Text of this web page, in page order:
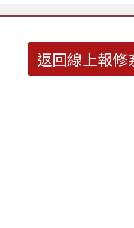
返回線上報修